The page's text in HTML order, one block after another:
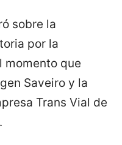
sobre la
por la
momento que
Saveiro y la
Trans Vial de